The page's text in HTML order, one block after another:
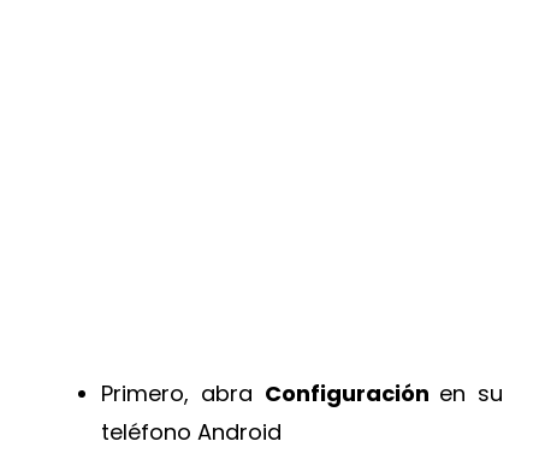
Primero, abra Configuración en su
teléfono Android